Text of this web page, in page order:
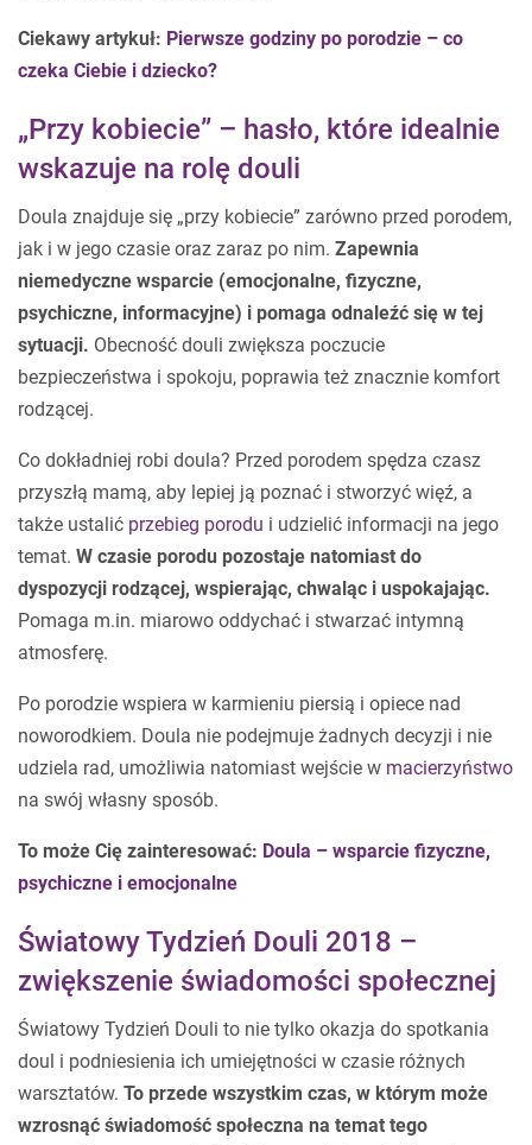
Ciekawy artykuł: Pierwsze godziny po porodzie – co
czeka Ciebie i dziecko?
„Przy kobiecie” – hasło, które idealnie
wskazuje na rolę douli
Doula znajduje się „przy kobiecie” zarówno przed porodem,
jak i w jego czasie oraz zaraz po nim. Zapewnia
niemedyczne wsparcie (emocjonalne, fizyczne,
psychiczne, informacyjne) i pomaga odnaleźć się w tej
sytuacji. Obecność douli zwiększa poczucie
bezpieczeństwa i spokoju, poprawia też znacznie komfort
rodzącej.
Co dokładniej robi doula? Przed porodem spędza czasz
przyszłą mamą, aby lepiej ją poznać i stworzyć więź, a
także ustalić przebieg porodu i udzielić informacji na jego
temat. W czasie porodu pozostaje natomiast do
dyspozycji rodzącej, wspierając, chwaląc i uspokajając.
Pomaga m.in. miarowo oddychać i stwarzać intymną
atmosferę.
Po porodzie wspiera w karmieniu piersią i opiece nad
noworodkiem. Doula nie podejmuje żadnych decyzji i nie
udziela rad, umożliwia natomiast wejście w macierzyństwo
na swój własny sposób.
To może Cię zainteresować: Doula – wsparcie fizyczne,
psychiczne i emocjonalne
Światowy Tydzień Douli 2018 –
zwiększenie świadomości społecznej
Światowy Tydzień Douli to nie tylko okazja do spotkania
doul i podniesienia ich umiejętności w czasie różnych
warsztatów. To przede wszystkim czas, w którym może
wzrosnąć świadomość społeczna na temat tego